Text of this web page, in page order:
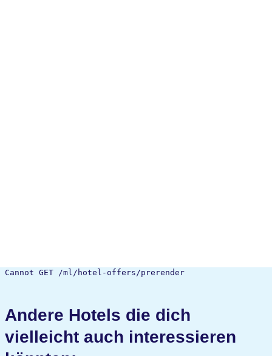
Cannot GET /ml/hotel-offers/prerender
Andere Hotels die dich
vielleicht auch interessieren